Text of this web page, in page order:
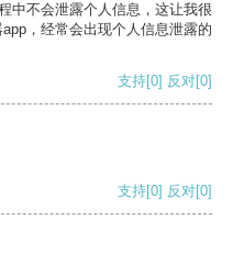
中不会泄露个人信息，这让我很
，经常会出现个人信息泄露的
支持[0] 反对[0]
支持[0] 反对[0]